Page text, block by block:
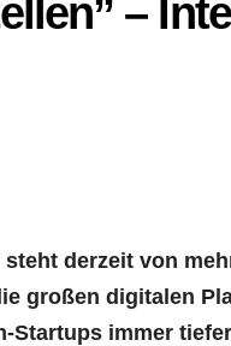
–
der­zeit von
gro­ßen digi­ta­len
Start­ups immer